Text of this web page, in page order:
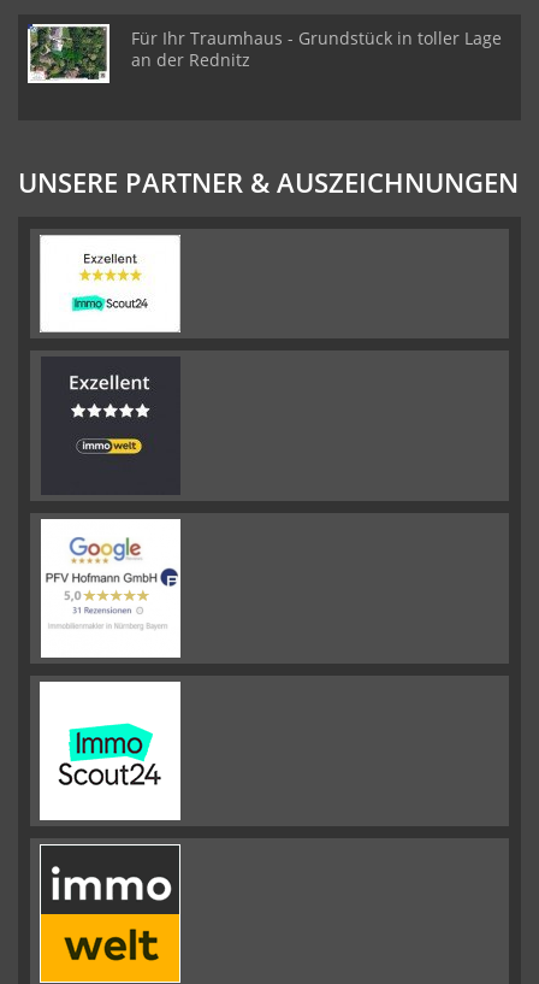
Für Ihr Traumhaus - Grundstück in toller Lage
an der Rednitz
UNSERE PARTNER & AUSZEICHNUNGEN